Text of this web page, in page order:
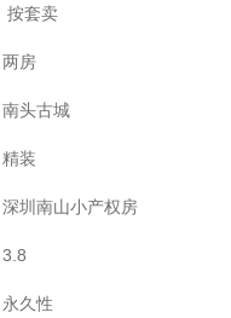
按套卖
两房
南头古城
精装
深圳南山小产权房
3.8
永久性